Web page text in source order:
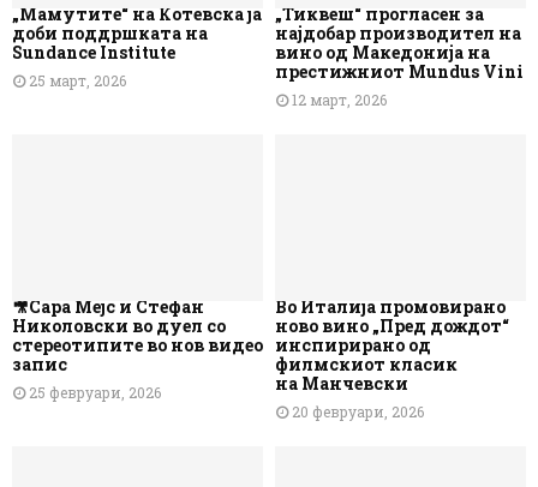
„Мамутите“ на Котевска ја
доби поддршката на
Sundance Institute
25 март, 2026
„Тиквеш“ прогласен за
најдобар производител на
вино од Македонија на
престижниот Mundus Vini
12 март, 2026
🎥Сара Мејс и Стефан
Николовски во дуел со
стереотипите во нов видео
запис
25 февруари, 2026
Во Италија промовирано
ново вино „Пред дождот“
инспирирано од
филмскиот класик
на Манчевски
20 февруари, 2026